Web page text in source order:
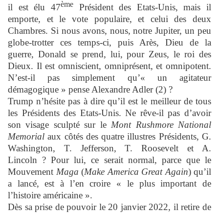
il est élu 47èmePrésident des Etats-Unis, mais il
emporte, et le vote populaire, et celui des deux
Chambres. Si nous avons, nous, notre Jupiter, un peu
globe-trotter ces temps-ci, puis Arès, Dieu de la
guerre, Donald se prend, lui, pour Zeus, le roi des
Dieux. Il est omniscient, omniprésent, et omnipotent.
N’est-il pas simplement qu’« un agitateur
démagogique » pense Alexandre Adler (2) ?
Trump n’hésite pas à dire qu’il est le meilleur de tous
les Présidents des Etats-Unis. Ne rêve-il pas d’avoir
son visage sculpté sur leMont Rushmore National
Memorial aux côtés des quatre illustres Présidents, G.
Washington, T. Jefferson, T. Roosevelt et A.
Lincoln ? Pour lui, ce serait normal, parce que le
Mouvement Maga (Make America Great Again) qu’il
a lancé, est à l’en croire « le plus important de
l’histoire américaine ».
Dès sa prise de pouvoir le 20 janvier 2022, il retire de